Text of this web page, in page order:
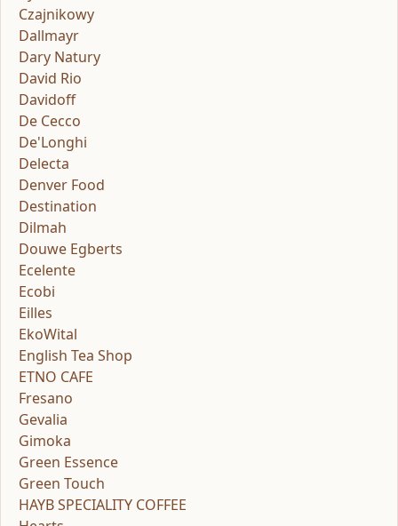
Czajnikowy
Dallmayr
Dary Natury
David Rio
Davidoff
De Cecco
De'Longhi
Delecta
Denver Food
Destination
Dilmah
Douwe Egberts
Ecelente
Ecobi
Eilles
EkoWital
English Tea Shop
ETNO CAFE
Fresano
Gevalia
Gimoka
Green Essence
Green Touch
HAYB SPECIALITY COFFEE